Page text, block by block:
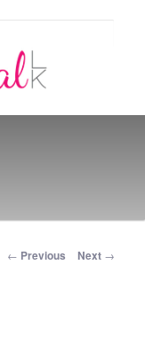
Post navigation
← Previous Next →